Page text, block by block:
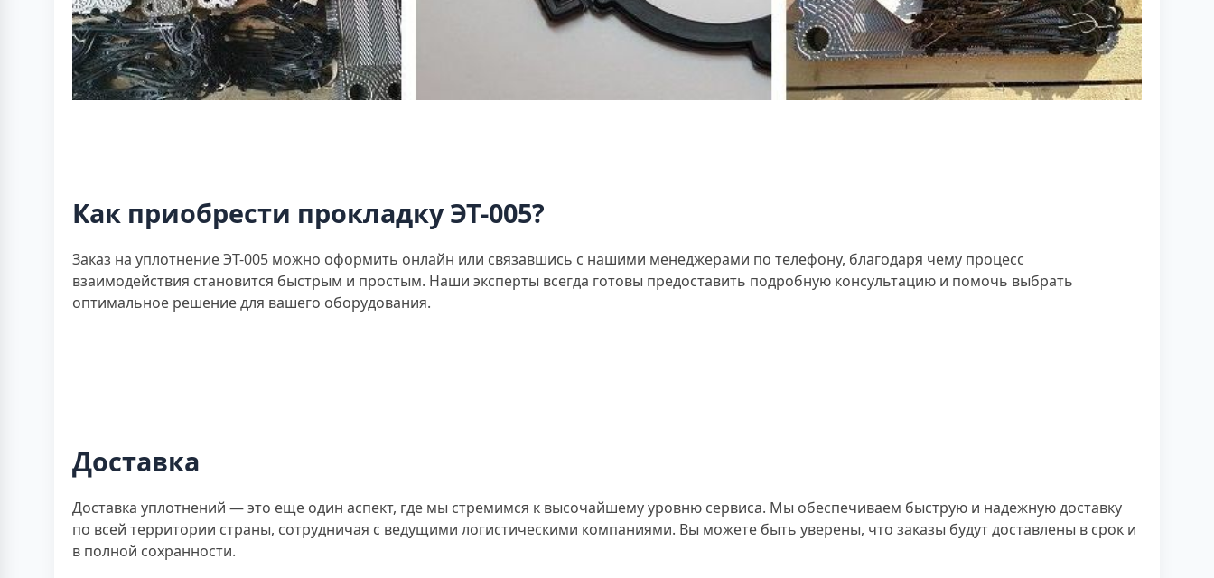
Как приобрести прокладку ЭТ-005?
Заказ на уплотнение ЭТ-005 можно оформить онлайн или связавшись с нашими менеджерами по телефону, благодаря чему процесс
взаимодействия становится быстрым и простым. Наши эксперты всегда готовы предоставить подробную консультацию и помочь выбрать
оптимальное решение для вашего оборудования.
Доставка
Доставка уплотнений — это еще один аспект, где мы стремимся к высочайшему уровню сервиса. Мы обеспечиваем быструю и надежную доставку
по всей территории страны, сотрудничая с ведущими логистическими компаниями. Вы можете быть уверены, что заказы будут доставлены в срок и
в полной сохранности.